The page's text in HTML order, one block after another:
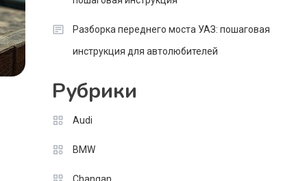
Разборка переднего моста УАЗ: пошаговая
инструкция для автолюбителей
Рубрики
Audi
BMW